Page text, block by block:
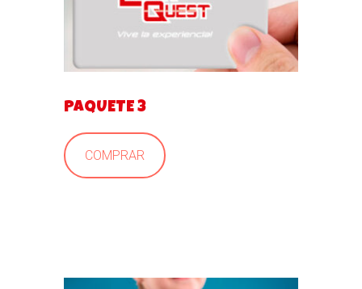
PAQUETE 3
COMPRAR